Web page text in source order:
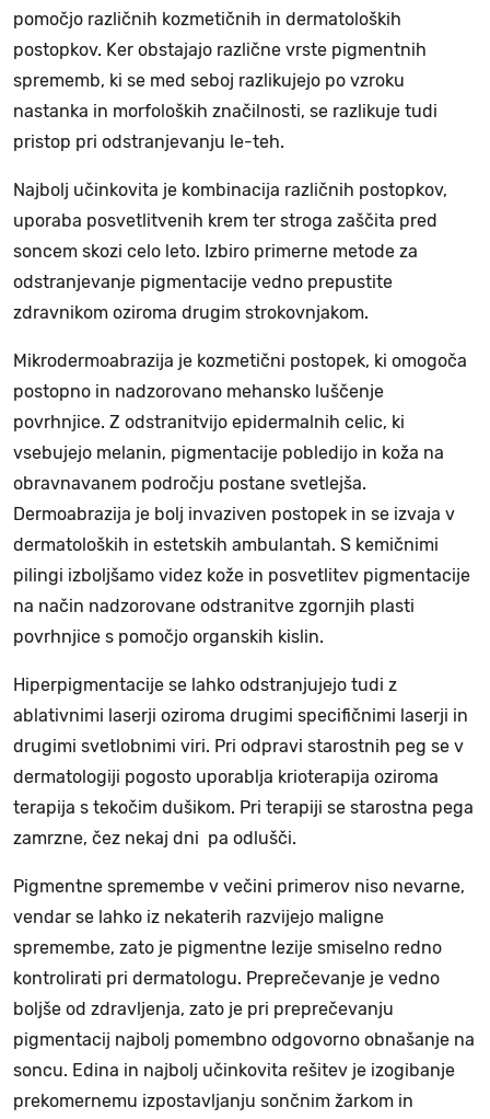
pomočjo različnih kozmetičnih in dermatoloških
postopkov. Ker obstajajo različne vrste pigmentnih
sprememb, ki se med seboj razlikujejo po vzroku
nastanka in morfoloških značilnosti, se razlikuje tudi
pristop pri odstranjevanju le-teh.
Najbolj učinkovita je kombinacija različnih postopkov,
uporaba posvetlitvenih krem ter stroga zaščita pred
soncem skozi celo leto. Izbiro primerne metode za
odstranjevanje pigmentacije vedno prepustite
zdravnikom oziroma drugim strokovnjakom.
Mikrodermoabrazija je kozmetični postopek, ki omogoča
postopno in nadzorovano mehansko luščenje
povrhnjice. Z odstranitvijo epidermalnih celic, ki
vsebujejo melanin, pigmentacije pobledijo in koža na
obravnavanem področju postane svetlejša.
Dermoabrazija je bolj invaziven postopek in se izvaja v
dermatoloških in estetskih ambulantah. S kemičnimi
pilingi izboljšamo videz kože in posvetlitev pigmentacije
na način nadzorovane odstranitve zgornjih plasti
povrhnjice s pomočjo organskih kislin.
Hiperpigmentacije se lahko odstranjujejo tudi z
ablativnimi laserji oziroma drugimi specifičnimi laserji in
drugimi svetlobnimi viri. Pri odpravi starostnih peg se v
dermatologiji pogosto uporablja krioterapija oziroma
terapija s tekočim dušikom. Pri terapiji se starostna pega
zamrzne, čez nekaj dni pa odlušči.
Pigmentne spremembe v večini primerov niso nevarne,
vendar se lahko iz nekaterih razvijejo maligne
spremembe, zato je pigmentne lezije smiselno redno
kontrolirati pri dermatologu. Preprečevanje je vedno
boljše od zdravljenja, zato je pri preprečevanju
pigmentacij najbolj pomembno odgovorno obnašanje na
soncu. Edina in najbolj učinkovita rešitev je izogibanje
prekomernemu izpostavljanju sončnim žarkom in